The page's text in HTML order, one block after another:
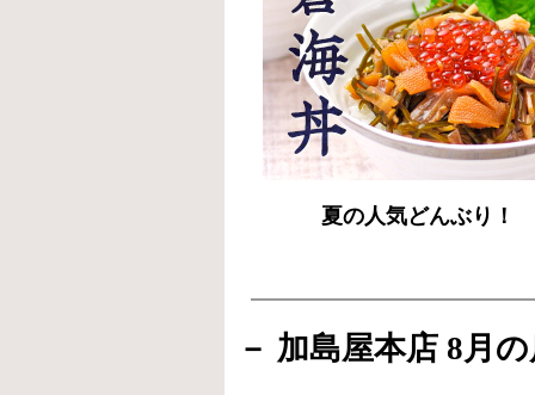
夏の人気どんぶり！
－ 加島屋本店 8月